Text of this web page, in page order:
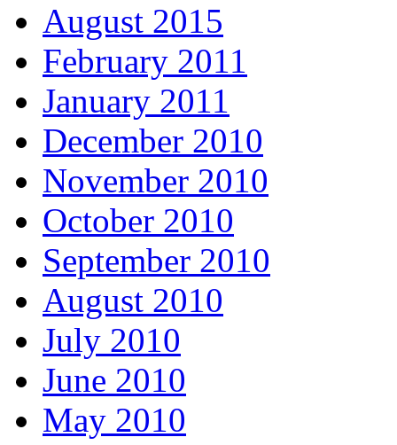
August 2015
February 2011
January 2011
December 2010
November 2010
October 2010
September 2010
August 2010
July 2010
June 2010
May 2010